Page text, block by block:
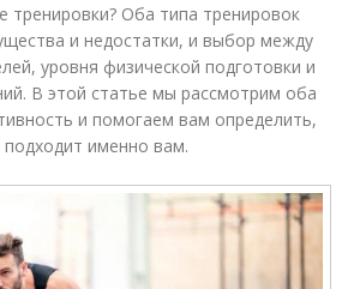
тренировки? Оба типа тренировок
и недостатки, и выбор между
уровня физической подготовки и
В этой статье мы рассмотрим оба
и помогаем вам определить,
подходит именно вам.